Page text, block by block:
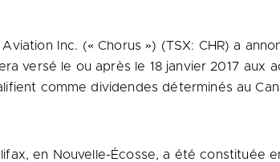
Inc. (« Chorus ») (TSX: CHR) a
versé le ou après le 18 janvier 2017 aux
comme dividendes déterminés au
, en Nouvelle-Écosse, a été constituée